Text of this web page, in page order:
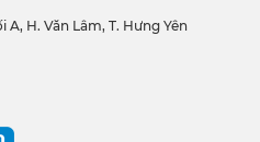
A, H. Văn Lâm, T. Hưng Yên